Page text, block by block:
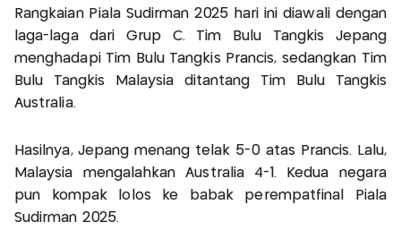
Rangkaian Piala Sudirman 2025 hari ini diawali dengan
laga-laga dari Grup C. Tim Bulu Tangkis Jepang
menghadapi Tim Bulu Tangkis Prancis, sedangkan Tim
Bulu Tangkis Malaysia ditantang Tim Bulu Tangkis
Australia.
Hasilnya, Jepang menang telak 5-0 atas Prancis. Lalu,
Malaysia mengalahkan Australia 4-1. Kedua negara
pun kompak lolos ke babak perempatfinal Piala
Sudirman 2025.